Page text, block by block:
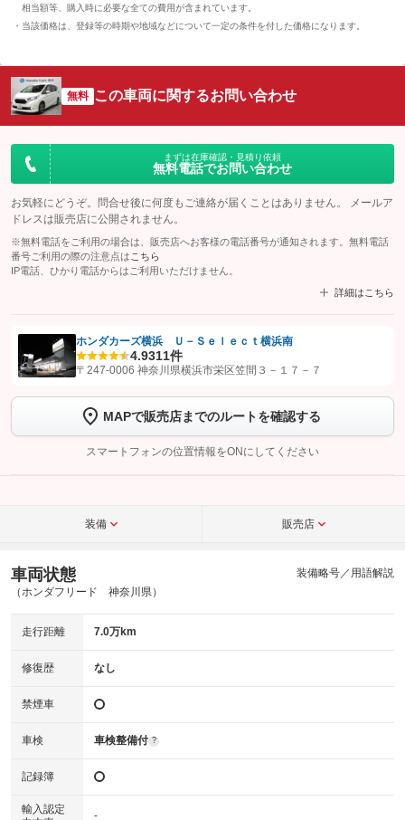
相当額等、購入時に必要な全ての費用が含まれています。
当該価格は、登録等の時期や地域などについて一定の条件を付した価格になります。
無料 この車両に関するお問い合わせ
まずは在庫確認・見積り依頼
無料電話でお問い合わせ
お気軽にどうぞ。問合せ後に何度もご連絡が届くことはありません。 メールア
ドレスは販売店に公開されません。
※無料電話をご利用の場合は、販売店へお客様の電話番号が通知されます。無料電話
番号ご利用の際の注意点は こちら
IP電話、ひかり電話からはご利用いただけません。
詳細はこちら
【STEP1】認証画面でグーネットを友だち追加してから「許可する」ボタンを押
トーク画面で
ボタンをタップして問い合わせを
完了してください。
こちら
ホンダカーズ横浜 Ｕ－Ｓｅｌｅｃｔ横浜南
4.9311件
〒247-0006 神奈川県横浜市栄区笠間３－１７－７
MAPで販売店までのルートを確認する
スマートフォンの位置情報をONにしてください
装備 販売店
車両状態
（ホンダフリード 神奈川県）
装備略号／用語解説
走行距離 7.0万km
修復歴 なし
禁煙車
車検 車検整備付 ?
記録簿
輸入認定
-